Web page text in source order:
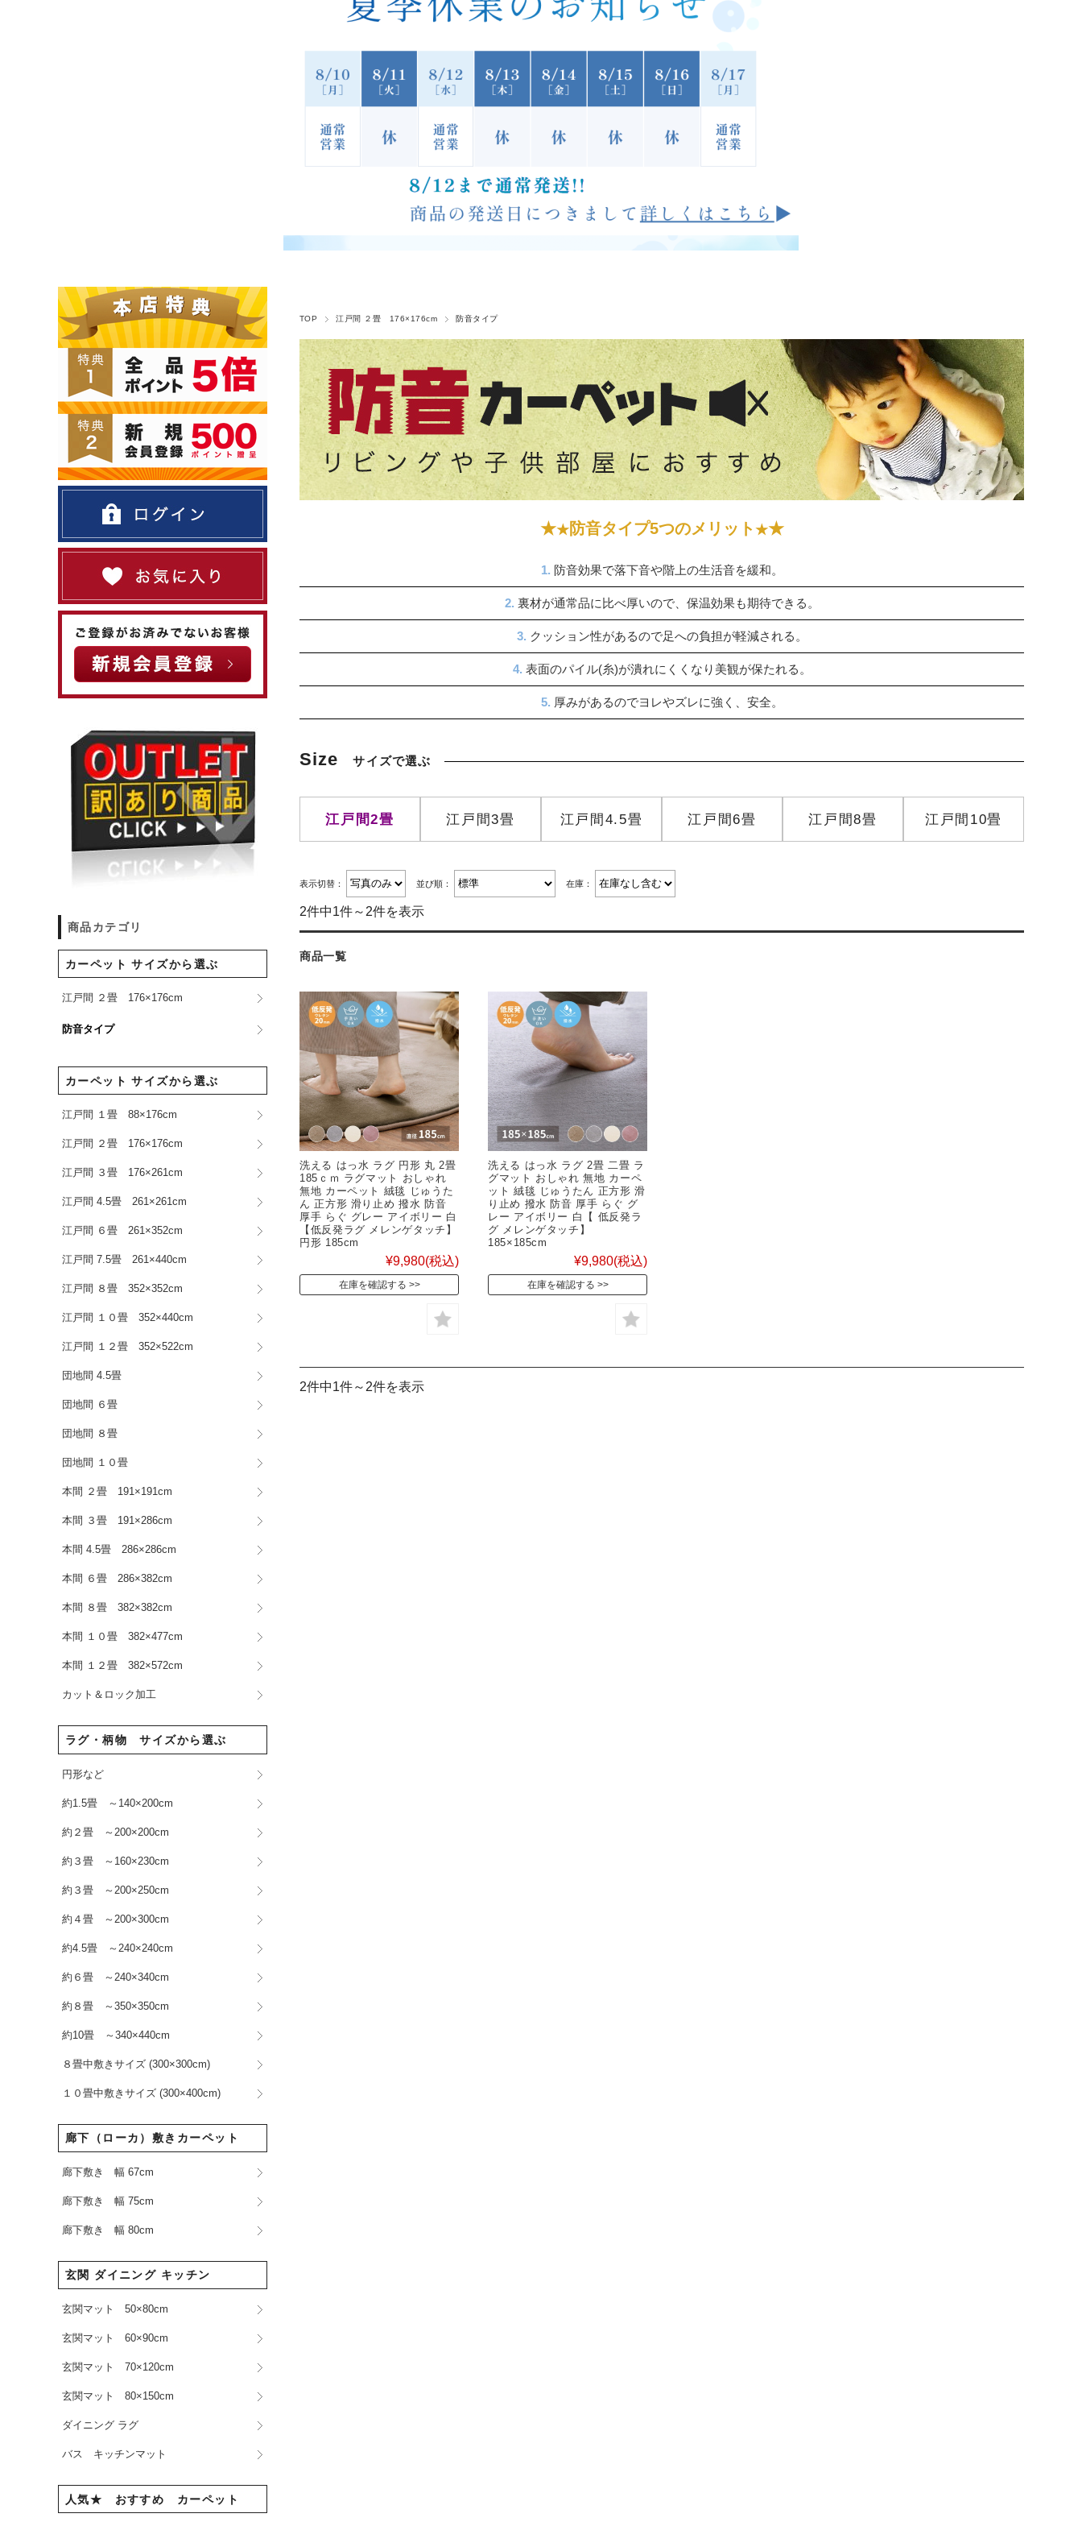
TOP 江戸間 ２畳 176×176cm 防音タイプ
★★防音タイプ5つのメリット ★★
1. 防音効果で落下音や階上の生活音を緩和。
2. 裏材が通常品に比べ厚いので、保温効果も期待できる。
3. クッション性があるので足への負担が軽減される。
4. 表面のパイル(糸)が潰れにくくなり美観が保たれる。
5. 厚みがあるのでヨレやズレに強く、安全。
Size
江戸間2畳 江戸間3畳 江戸間4.5畳 江戸間6畳 江戸間8畳 江戸間10畳
表示切替： 並び順： 在庫：
2件中1件～2件を表示
商品一覧
洗える はっ水 ラグ 円形 丸 2畳
185ｃｍ ラグマット おしゃれ
無地 カーペット 絨毯 じゅうた
ん 正方形 滑り止め 撥水 防音
厚手 らぐ グレー アイボリー 白
【低反発ラグ メレンゲタッチ】
円形 185cm
¥9,980(税込)
在庫を確認する
洗える はっ水 ラグ 2畳 二畳 ラ
グマット おしゃれ 無地 カーペ
ット 絨毯 じゅうたん 正方形 滑
り止め 撥水 防音 厚手 らぐ グ
レー アイボリー 白【 低反発ラ
グ メレンゲタッチ】
185×185cm
¥9,980(税込)
在庫を確認する
2件中1件～2件を表示
商品カテゴリ
カーペット サイズから選ぶ
江戸間 ２畳 176×176cm
防音タイプ
カーペット サイズから選ぶ
江戸間 １畳 88×176cm
江戸間 ２畳 176×176cm
江戸間 ３畳 176×261cm
江戸間 4.5畳 261×261cm
江戸間 ６畳 261×352cm
江戸間 7.5畳 261×440cm
江戸間 ８畳 352×352cm
江戸間 １０畳 352×440cm
江戸間 １２畳 352×522cm
団地間 4.5畳
団地間 ６畳
団地間 ８畳
団地間 １０畳
本間 ２畳 191×191cm
本間 ３畳 191×286cm
本間 4.5畳 286×286cm
本間 ６畳 286×382cm
本間 ８畳 382×382cm
本間 １０畳 382×477cm
本間 １２畳 382×572cm
カット＆ロック加工
ラグ・柄物 サイズから選ぶ
円形など
約1.5畳 ～140×200cm
約２畳 ～200×200cm
約３畳 ～160×230cm
約３畳 ～200×250cm
約４畳 ～200×300cm
約4.5畳 ～240×240cm
約６畳 ～240×340cm
約８畳 ～350×350cm
約10畳 ～340×440cm
８畳中敷きサイズ (300×300cm)
１０畳中敷きサイズ (300×400cm)
廊下（ローカ）敷きカーペット
廊下敷き 幅 67cm
廊下敷き 幅 75cm
廊下敷き 幅 80cm
玄関 ダイニング キッチン
玄関マット 50×80cm
玄関マット 60×90cm
玄関マット 70×120cm
玄関マット 80×150cm
ダイニング ラグ
バス キッチンマット
人気★ おすすめ カーペット